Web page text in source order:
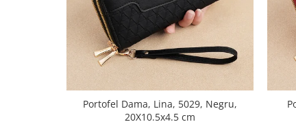
Portofel Dama, Lina, 5029, Negru,
20X10.5x4.5 cm